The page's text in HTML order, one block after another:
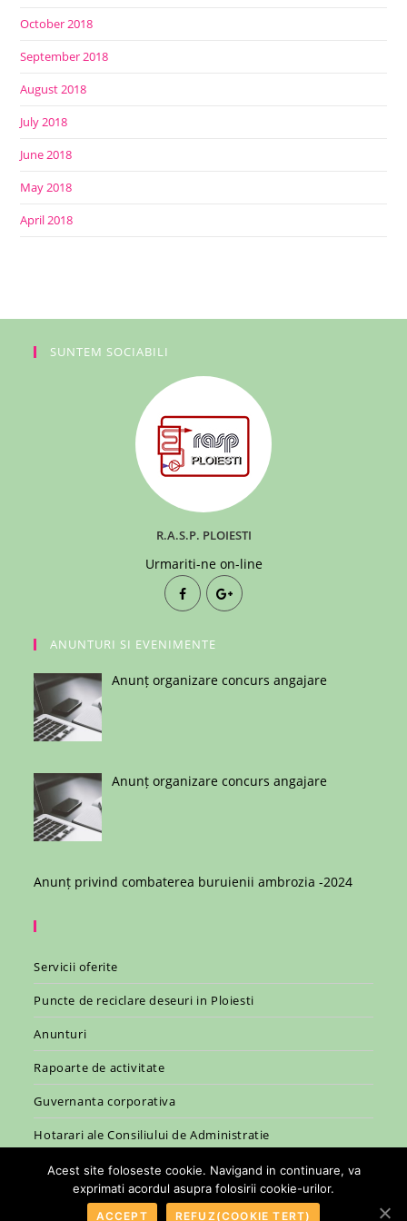
October 2018
September 2018
August 2018
July 2018
June 2018
May 2018
April 2018
SUNTEM SOCIABILI
R.A.S.P. PLOIESTI
Urmariti-ne on-line
ANUNTURI SI EVENIMENTE
Anunț organizare concurs angajare
Anunț organizare concurs angajare
Anunț privind combaterea buruienii ambrozia -2024
Servicii oferite
Puncte de reciclare deseuri in Ploiesti
Anunturi
Rapoarte de activitate
Guvernanta corporativa
Hotarari ale Consiliului de Administratie
Legislatie
Acest site foloseste cookie. Navigand in continuare, va
exprimati acordul asupra folosirii cookie-urilor.
ACCEPT REFUZ(COOKIE TERȚ)